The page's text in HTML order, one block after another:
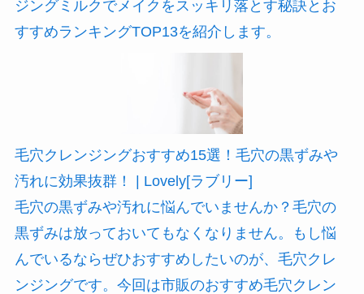
ジングミルクでメイクをスッキリ落とす秘訣とお
すすめランキングTOP13を紹介します。
毛穴クレンジングおすすめ15選！毛穴の黒ずみや
汚れに効果抜群！ | Lovely[ラブリー]
毛穴の黒ずみや汚れに悩んでいませんか？毛穴の
黒ずみは放っておいてもなくなりません。もし悩
んでいるならぜひおすすめしたいのが、毛穴クレ
ンジングです。今回は市販のおすすめ毛穴クレン